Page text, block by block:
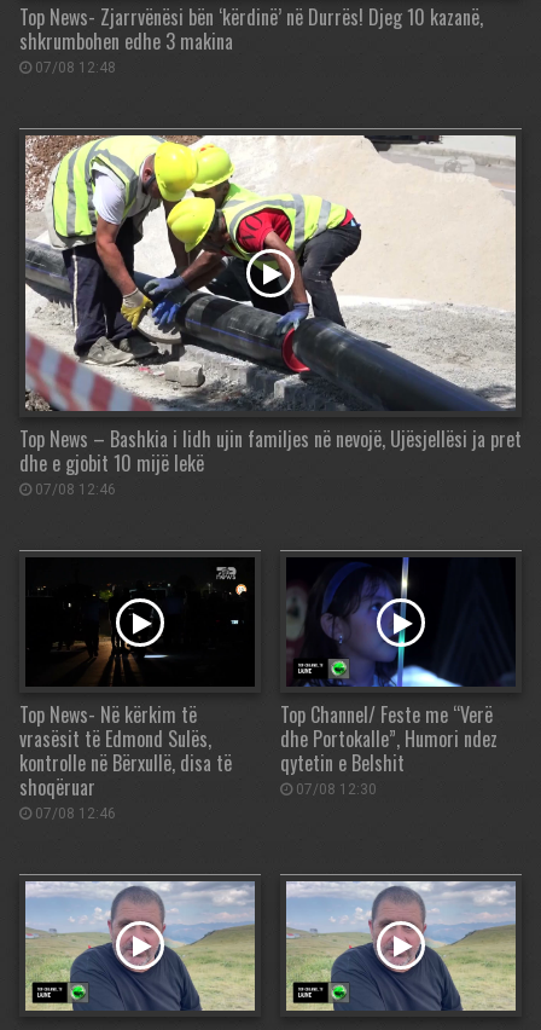
Top News- Zjarrvënësi bën ‘kërdinë’ në Durrës! Djeg 10 kazanë,
shkrumbohen edhe 3 makina
07/08 12:48
Top News – Bashkia i lidh ujin familjes në nevojë, Ujësjellësi ja pret
dhe e gjobit 10 mijë lekë
07/08 12:46
Top News- Në kërkim të
vrasësit të Edmond Sulës,
kontrolle në Bërxullë, disa të
shoqëruar
07/08 12:46
Top Channel/ Feste me “Verë
dhe Portokalle”, Humori ndez
qytetin e Belshit
07/08 12:30